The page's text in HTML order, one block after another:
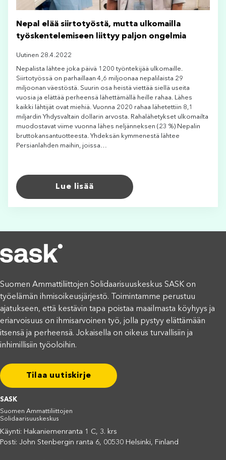
Nepal elää siirtotyöstä, mutta ulkomailla
työskentelemiseen liittyy paljon ongelmia
Uutinen 28.4.2022
Nepalista lähtee joka päivä 1200 työntekijää ulkomaille.
Siirtotyössä on parhaillaan 4,6 miljoonaa nepalilaista 29
miljoonan väestöstä. Suurin osa heistä viettää siellä useita
vuosia ja elättää perheensä lähettämällä heille rahaa. Lähes
kaikki lähtijät ovat miehiä. Vuonna 2020 rahaa lähetettiin 8,1
miljardin Yhdysvaltain dollarin arvosta. Rahalähetykset ulkomailta
muodostavat viime vuonna lähes neljänneksen (23 %) Nepalin
bruttokansantuotteesta. Yhdeksän kymmenestä lähtee
Persianlahden maihin, joissa…
Lue lisää
Suomen Ammattiliittojen Solidaarisuuskeskus SASK on
työelämän ihmisoikeusjärjestö. Toimintamme perustuu
ajatukseen, että kestävin tapa poistaa maailmasta köyhyys ja
eriarvoisuus on ihmisarvoinen työ, jolla pystyy elättämään
itsensä ja perheensä. Jokaisella on oikeus turvallisiin ja
inhimillisiin työoloihin.
Tilaa uutiskirje
SASK
Suomen Ammattiliittojen
Solidaarisuuskeskus
Käynti: Hakaniemenranta 1 C, 3. krs
Posti: John Stenbergin ranta 6, 00530 Helsinki, Finland